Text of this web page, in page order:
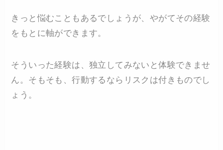
きっと悩むこともあるでしょうが、やがてその経験
をもとに軸ができます。
そういった経験は、独立してみないと体験できませ
ん。そもそも、行動するならリスクは付きものでし
ょう。